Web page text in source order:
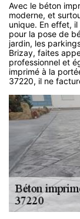
Avec le béton
moderne, et
unique. En effet, il
pour la pose de
jardin, les
Brizay, faites
professionnel et
imprimé à la
37220, il ne